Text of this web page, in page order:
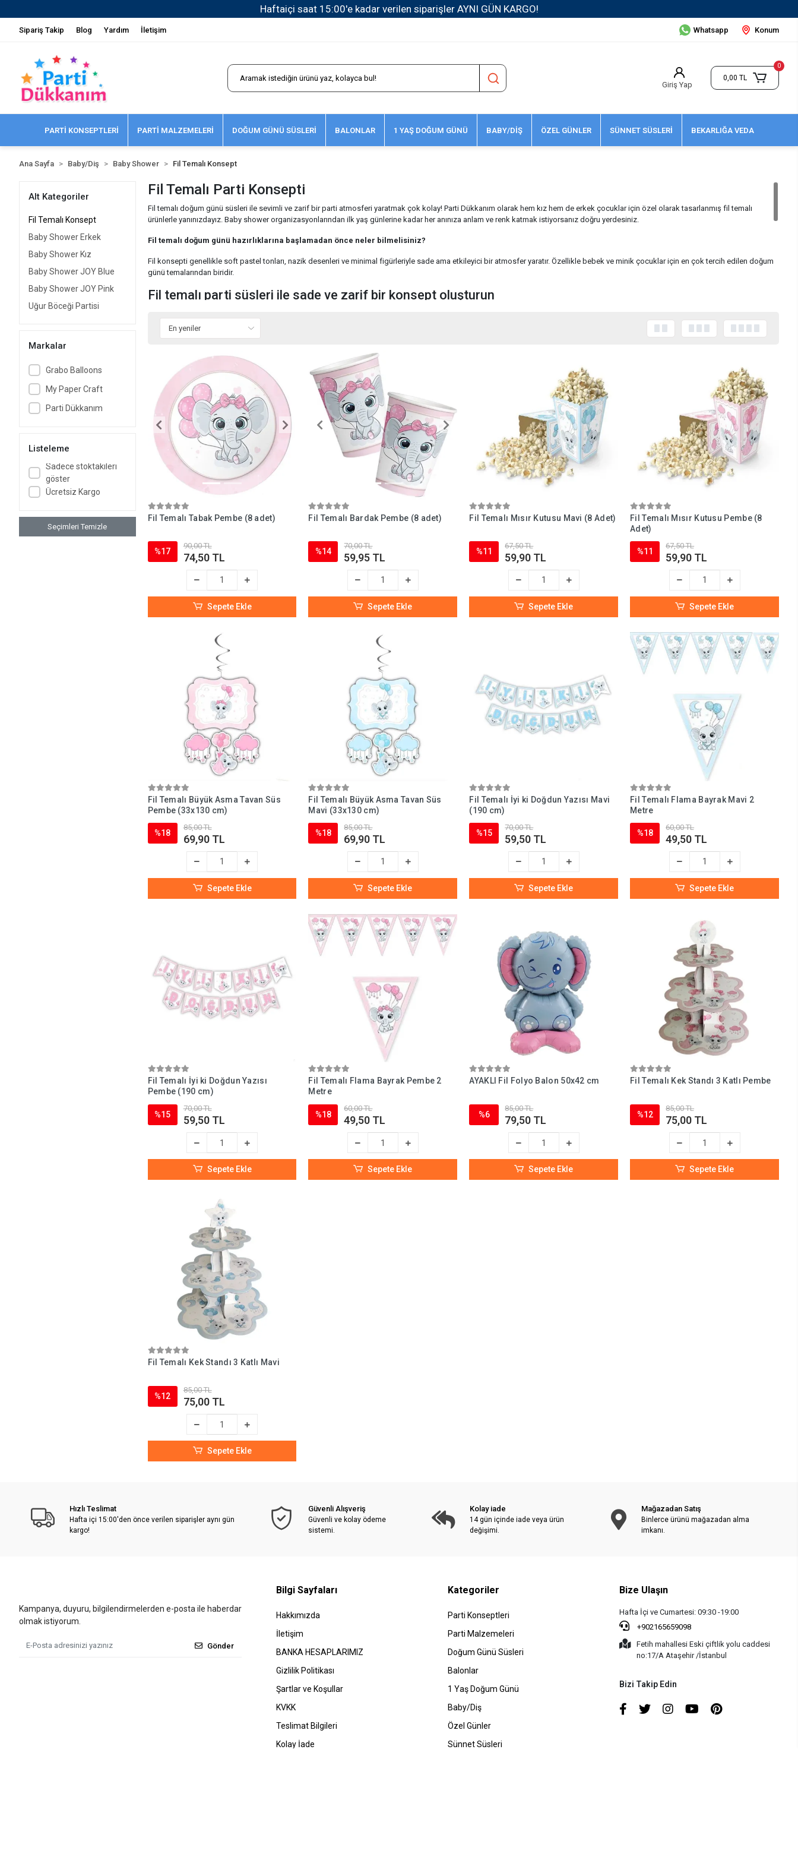
1500 TL ve Üzeri Kargo Ücretsiz!
Sipariş Takip Blog Yardım İletişim Whatsapp Konum
Giriş Yap
0
0,00 TL
PARTİ KONSEPTLERİ PARTİ MALZEMELERİ DOĞUM GÜNÜ SÜSLERİ BALONLAR 1 YAŞ DOĞUM GÜNÜ BABY/DİŞ ÖZEL GÜNLER SÜNNET SÜSLERİ BEKARLIĞA VEDA
Ana Sayfa Baby/Diş Baby Shower Fil Temalı Konsept
Alt Kategoriler
Fil Temalı Konsept
Baby Shower Erkek
Baby Shower Kız
Baby Shower JOY Blue
Baby Shower JOY Pink
Uğur Böceği Partisi
Markalar
Grabo Balloons
My Paper Craft
Parti Dükkanım
Listeleme
Sadece stoktakileri
göster
Ücretsiz Kargo
Seçimleri Temizle
Fil Temalı Parti Konsepti
Fil temalı doğum günü süsleri ile sevimli ve zarif bir parti atmosferi yaratmak çok kolay! Parti Dükkanım olarak hem kız hem de erkek çocuklar için özel olarak tasarlanmış fil temalı
ürünlerle yanınızdayız. Baby shower organizasyonlarından ilk yaş günlerine kadar her anınıza anlam ve renk katmak istiyorsanız doğru yerdesiniz.
Fil temalı doğum günü hazırlıklarına başlamadan önce neler bilmelisiniz?
Fil konsepti genellikle soft pastel tonları, nazik desenleri ve minimal figürleriyle sade ama etkileyici bir atmosfer yaratır. Özellikle bebek ve minik çocuklar için en çok tercih edilen doğum
günü temalarından biridir.
Fil temalı parti süsleri ile sade ve zarif bir konsept oluşturun
oluşturabilirsiniz. Fil figürlü tabak, bardak, peçeteler ile masa konseptinizi tamamlayın.
hem kutlama anı hem de fotoğraf çekimleri için ideal bir arka plan olacaktır.
Balon süslemeleri:
Parti alanınızı süslemek için pastel tonlarda lateks balonlar, folyo fil balonları ve helyumla uçan balonlar harika bir atmosfer yaratır. Tavanı süslemek için de uçan
balonlardan destek alabilirsiniz.
Anı köşesi oluşturun:Bebek ve çocuk partilerinde unutulmaz anlar için fotoğraf köşesi oluşturmak çok etkileyici olur. Fil temalı çerçeveler, karton figürler ve isimli pankartlarla bu alanı
kişiselleştirebilirsiniz.
Hediyelikler ve detaylar:Misafirlerinize teşekkür etmek için mini kavanozlarda şekerlemeler, fil temalı sticker’lar veya magnetler gibi hediyelikler hazırlayabilirsiniz. Ürünleri fil desenli
küçük kutular ya da kraft çantalarda sunmak hoş bir detay olur.
Doğum günü pastası ve masa detayı:
Fil figürlü bir pasta ya da cupcake süsleriyle temayı lezzetli bir şekilde tamamlayabilirsiniz. Pasta standınızı ve masa etrafındaki alanı da
balonlarla zenginleştirerek görsel bütünlük sağlayın.
Unutulmaz bir anı için: Misafirlerin yazı yazabileceği "iyi dilekler köşesi" oluşturun. Fil temalı not kartlarıyla bu köşe, partiden sonra güzel bir hatıra haline gelecektir.
Fil Temalı Tabak Pembe (8 adet)
%17
90,00 TL
74,50 TL
Sepete Ekle
Fil Temalı Bardak Pembe (8 adet)
%14
70,00 TL
59,95 TL
Sepete Ekle
Fil Temalı Mısır Kutusu Mavi (8 Adet)
%11
67,50 TL
59,90 TL
Sepete Ekle
Fil Temalı Mısır Kutusu Pembe (8
Adet)
%11
67,50 TL
59,90 TL
Sepete Ekle
Fil Temalı Büyük Asma Tavan Süs
Pembe (33x130 cm)
%18
85,00 TL
69,90 TL
Sepete Ekle
Fil Temalı Büyük Asma Tavan Süs
Mavi (33x130 cm)
%18
85,00 TL
69,90 TL
Sepete Ekle
Fil Temalı İyi ki Doğdun Yazısı Mavi
(190 cm)
%15
70,00 TL
59,50 TL
Sepete Ekle
Fil Temalı Flama Bayrak Mavi 2
Metre
%18
60,00 TL
49,50 TL
Sepete Ekle
Fil Temalı İyi ki Doğdun Yazısı
Pembe (190 cm)
%15
70,00 TL
59,50 TL
Sepete Ekle
Fil Temalı Flama Bayrak Pembe 2
Metre
%18
60,00 TL
49,50 TL
Sepete Ekle
AYAKLI Fil Folyo Balon 50x42 cm
%6
85,00 TL
79,50 TL
Sepete Ekle
Fil Temalı Kek Standı 3 Katlı Pembe
%12
85,00 TL
75,00 TL
Sepete Ekle
Fil Temalı Kek Standı 3 Katlı Mavi
%12
85,00 TL
75,00 TL
Sepete Ekle
Hızlı Teslimat
Hafta içi 15:00'den önce verilen siparişler aynı gün
kargo!
Güvenli Alışveriş
Güvenli ve kolay ödeme
sistemi.
Kolay iade
14 gün içinde iade veya ürün
değişimi.
Mağazadan Satış
Binlerce ürünü mağazadan alma
imkanı.
Kampanya, duyuru, bilgilendirmelerden e-posta ile haberdar
olmak istiyorum.
Gönder
Bilgi Sayfaları
Hakkımızda
İletişim
BANKA HESAPLARIMIZ
Gizlilik Politikası
Şartlar ve Koşullar
KVKK
Teslimat Bilgileri
Kolay İade
Kategoriler
Parti Konseptleri
Parti Malzemeleri
Doğum Günü Süsleri
Balonlar
1 Yaş Doğum Günü
Baby/Diş
Özel Günler
Sünnet Süsleri
Bize Ulaşın
Hafta İçi ve Cumartesi: 09:30 -19:00
+902165659098
Fetih mahallesi Eski çiftlik yolu caddesi
no:17/A Ataşehir /İstanbul
Bizi Takip Edin